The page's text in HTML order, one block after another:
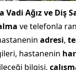
Ağız ve Diş
ve telefonla
adresi,
hastanenin
bilgisi,